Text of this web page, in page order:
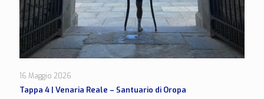
16 Maggio 2026
Tappa 4 | Venaria Reale – Santuario di Oropa